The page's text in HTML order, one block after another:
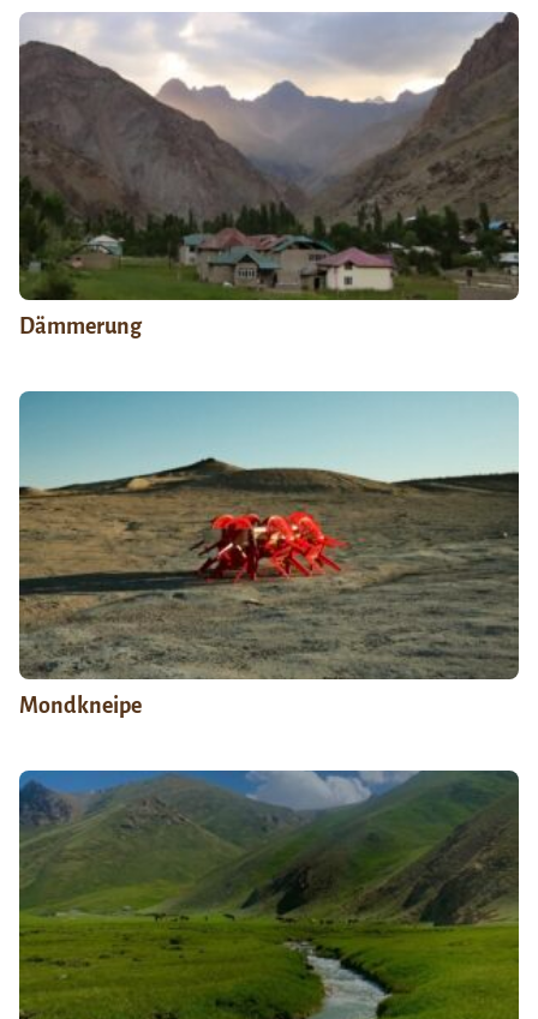
Dämmerung
Mondkneipe